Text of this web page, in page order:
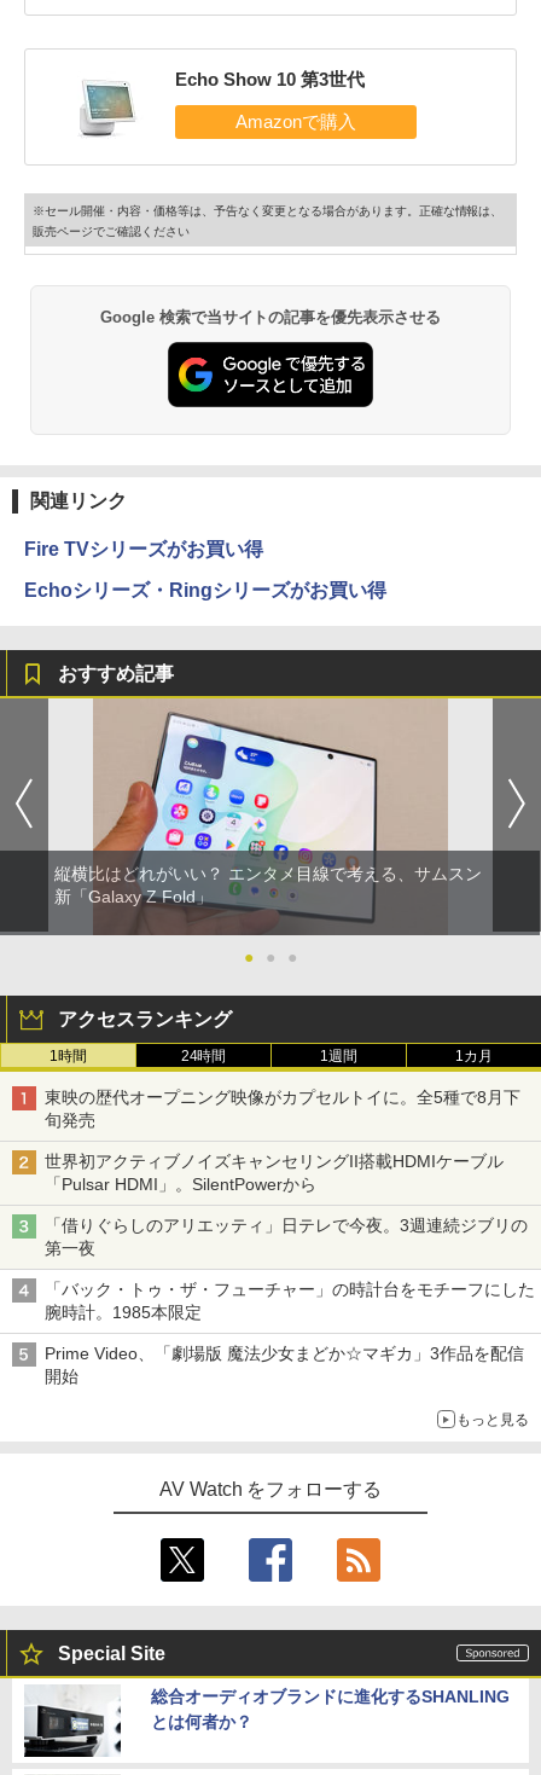
Echo Show 10 第3世代
※セール開催・内容・価格等は、予告なく変更となる場合があります。正確な情報は、
販売ページでご確認ください
Google 検索で当サイトの記事を優先表示させる
関連リンク
Fire TVシリーズがお買い得
Echoシリーズ・Ringシリーズがお買い得
おすすめ記事
縦横比はどれがいい？ エンタメ目線で考える、サムスン
新「Galaxy Z Fold」
● ● ●
アクセスランキング
1時間 24時間 1週間 1カ月
東映の歴代オープニング映像がカプセルトイに。全5種で8月下
旬発売
世界初アクティブノイズキャンセリングII搭載HDMIケーブル
「Pulsar HDMI」。SilentPowerから
「借りぐらしのアリエッティ」日テレで今夜。3週連続ジブリの
第一夜
「バック・トゥ・ザ・フューチャー」の時計台をモチーフにした
腕時計。1985本限定
Prime Video、「劇場版 魔法少女まどか☆マギカ」3作品を配信
開始
もっと見る
AV Watch をフォローする
Special Site
総合オーディオブランドに進化するSHANLING
とは何者か？